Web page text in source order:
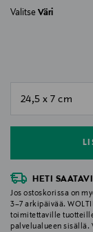
Valitse Väri
HETI
Jos ostoskorissa on
3–7 arkipäivää.
toimitettaville
palvelualueen sisällä.